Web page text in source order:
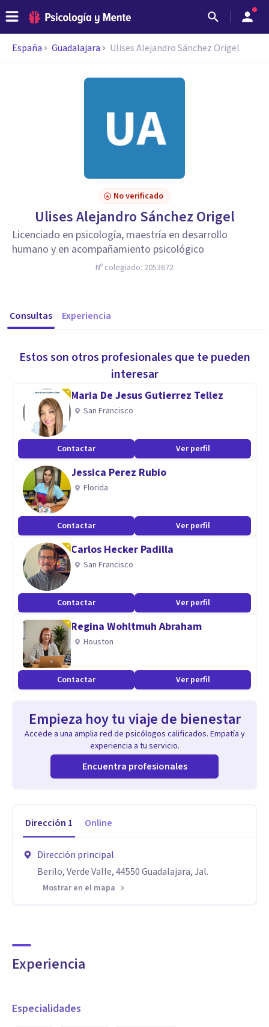
España Guadalajara Ulises Alejandro Sánchez Origel
No verificado
Ulises Alejandro Sánchez Origel
Licenciado en psicología, maestría en desarrollo
humano y en acompañamiento psicológico
Nº colegiado: 2053672
Consultas Experiencia
Estos son otros profesionales que te pueden
interesar
Maria De Jesus Gutierrez Tellez
San Francisco
Contactar Ver perfil
Jessica Perez Rubio
Florida
Contactar Ver perfil
Carlos Hecker Padilla
San Francisco
Contactar Ver perfil
Regina Wohltmuh Abraham
Houston
Contactar Ver perfil
Empieza hoy tu viaje de bienestar
Accede a una amplia red de psicólogos calificados. Empatía y
experiencia a tu servicio.
Encuentra profesionales
Dirección 1 Online
Dirección principal
Berilo, Verde Valle, 44550 Guadalajara, Jal.
Mostrar en el mapa
Experiencia
Especialidades